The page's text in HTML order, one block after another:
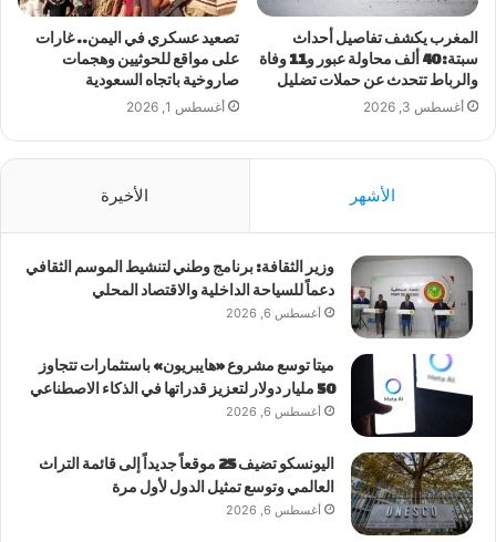
المغرب يكشف تفاصيل أحداث
سبتة: 40 ألف محاولة عبور و11 وفاة
والرباط تتحدث عن حملات تضليل
أغسطس 3, 2026
تصعيد عسكري في اليمن.. غارات
على مواقع للحوثيين وهجمات
صاروخية باتجاه السعودية
أغسطس 1, 2026
الأشهر الأخيرة
وزير الثقافة: برنامج وطني لتنشيط الموسم الثقافي
دعماً للسياحة الداخلية والاقتصاد المحلي
أغسطس 6, 2026
ميتا توسع مشروع «هايبريون» باستثمارات تتجاوز
50 مليار دولار لتعزيز قدراتها في الذكاء الاصطناعي
أغسطس 6, 2026
اليونسكو تضيف 25 موقعاً جديداً إلى قائمة التراث
العالمي وتوسع تمثيل الدول لأول مرة
أغسطس 6, 2026